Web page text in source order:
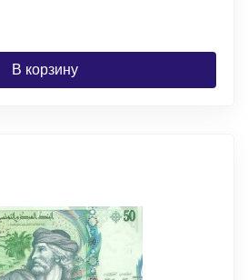
В корзину